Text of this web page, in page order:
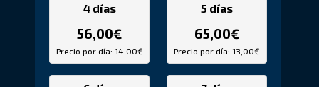
4 días
56,00€
Precio por día: 14,00€
5 días
65,00€
Precio por día: 13,00€